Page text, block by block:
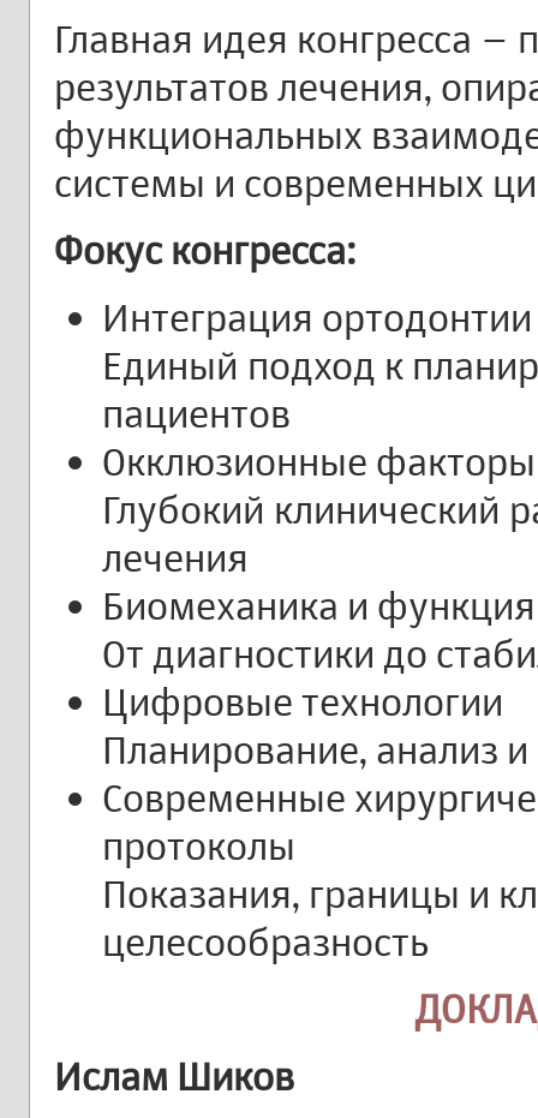
Главная идея конгресса –
результатов лечения,
функциональных
системы и современных
Фокус конгресса:
Интеграция
Единый подход к
пациентов
Окклюзионные факторы
Глубокий клинический
лечения
Биомеханика и
От диагностики до
Цифровые технологии
Планирование, анализ
Современные
протоколы
Показания, границы и
целесообразность
Ислам Шиков